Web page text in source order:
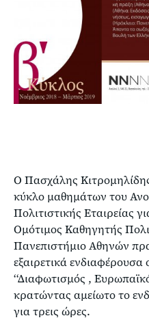
Ο Πασχάλης
κύκλο μαθημάτων του
Πολιτιστικής Εταιρείας
Ομότιμος Καθηγητής
Πανεπιστήμιο Αθηνών
εξαιρετικά ενδιαφέρουσα
‘‘Διαφωτισμός ,
κρατώντας αμείωτο το
για τρεις ώρες.